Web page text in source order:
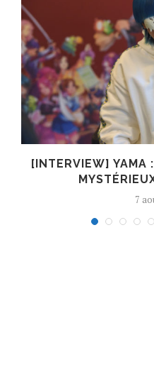
[INTERVIEW] YAMA
7